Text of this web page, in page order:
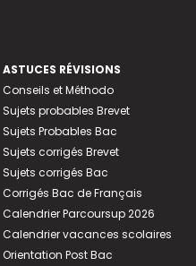
ASTUCES RÉVISIONS
Conseils et Méthodo
Sujets probables Brevet
Sujets Probables Bac
Sujets corrigés Brevet
Sujets corrigés Bac
Corrigés Bac de Français
Calendrier Parcoursup 2026
Calendrier vacances scolaires
Orientation Post Bac